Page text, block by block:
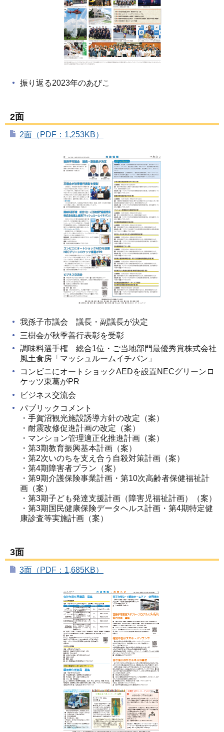
振り返る2023年のあびこ
2面
2面（PDF：1,253KB）
我孫子市議会 議長・副議長が決定
三樹会が秋季善行表彰を受彰
調味料選手権 総合1位・ご当地部門最優秀賞株式会社
風土食房「マッシュルームイチバン」
コンビニにオートショックAEDを設置NECグリーンロ
ケッツ東葛がPR
ビジネス交流会
パブリックコメント
・手賀沼観光施設誘導方針の改定（案）
・耐震改修促進計画の改定（案）
・マンション管理適正化推進計画（案）
・第3期教育振興基本計画（案）
・第2次いのちを支え合う自殺対策計画（案）
・第4期障害者プラン（案）
・第9期介護保険事業計画・第10次高齢者保健福祉計
画（案）
・第3期子ども発達支援計画（障害児福祉計画）（案）
・第3期国民健康保険データヘルス計画・第4期特定健
康診査等実施計画（案）
3面
3面（PDF：1,685KB）